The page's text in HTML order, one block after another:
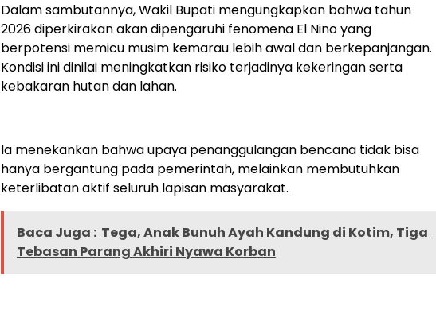
Dalam sambutannya, Wakil Bupati mengungkapkan bahwa tahun
2026 diperkirakan akan dipengaruhi fenomena El Nino yang
berpotensi memicu musim kemarau lebih awal dan berkepanjangan.
Kondisi ini dinilai meningkatkan risiko terjadinya kekeringan serta
kebakaran hutan dan lahan.
Ia menekankan bahwa upaya penanggulangan bencana tidak bisa
hanya bergantung pada pemerintah, melainkan membutuhkan
keterlibatan aktif seluruh lapisan masyarakat.
Baca Juga : Tega, Anak Bunuh Ayah Kandung di Kotim, Tiga
Tebasan Parang Akhiri Nyawa Korban